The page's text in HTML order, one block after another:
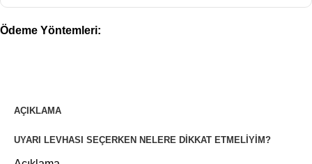
Ödeme Yöntemleri:
AÇIKLAMA
UYARI LEVHASI SEÇERKEN NELERE DIKKAT ETMELIYIM?